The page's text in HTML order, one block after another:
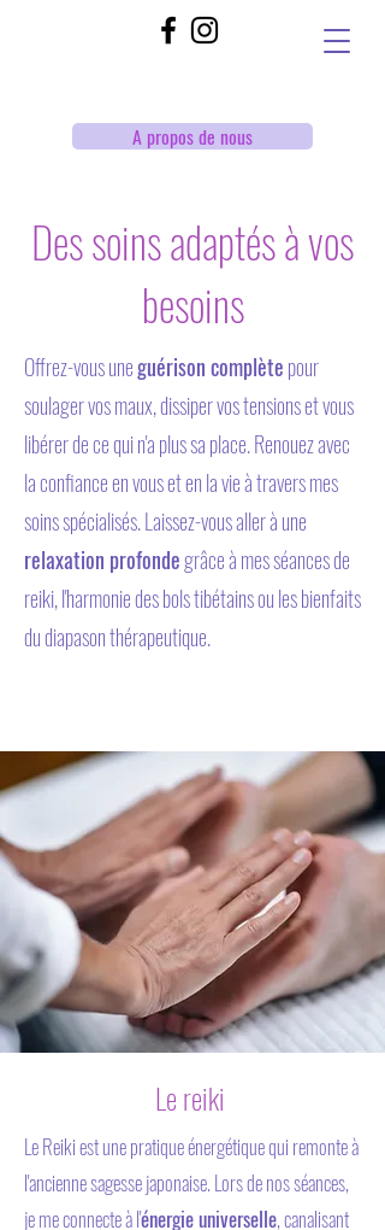
A propos de nous
Des soins adaptés à vos
besoins
Offrez-vous uneguérison complètepour
soulager vos maux, dissiper vos tensions et vous
libérer de ce qui n'a plus sa place. Renouez avec
la confiance en vous et en la vie à travers mes
soins spécialisés. Laissez-vous aller à une
relaxation profondegrâce à mes séances de
reiki, l'harmonie des bols tibétains ou les bienfaits
du diapason thérapeutique.
Le reiki
Le Reiki est une pratique énergétique qui remonte à
l'ancienne sagesse japonaise. Lors de nos séances,
je me connecte à l'énergie universelle, canalisant